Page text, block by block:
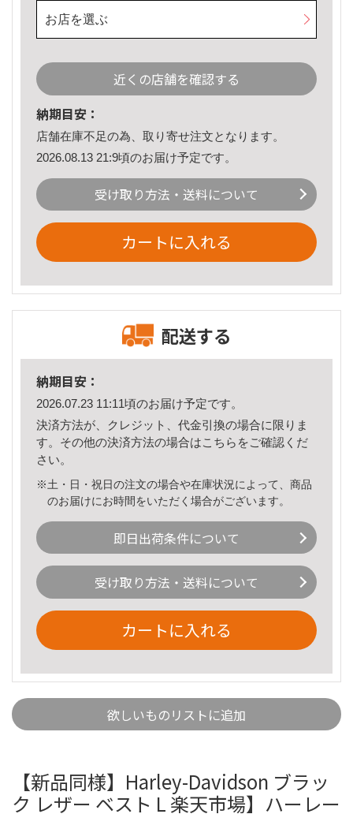
お店を選ぶ
近くの店舗を確認する
納期目安：
店舗在庫不足の為、取り寄せ注文となります。
2026.08.13 21:9頃のお届け予定です。
受け取り方法・送料について
カートに入れる
配送する
納期目安：
2026.07.23 11:11頃のお届け予定です。
決済方法が、クレジット、代金引換の場合に限りま
す。その他の決済方法の場合はこちら をご確認くだ
さい。
※土・日・祝日の注文の場合や在庫状況によって、商品
のお届けにお時間をいただく場合がございます。
即日出荷条件について
受け取り方法・送料について
カートに入れる
欲しいものリストに追加
【新品同様】Harley-Davidson ブラッ
ク レザー ベスト L 楽天市場】ハーレー